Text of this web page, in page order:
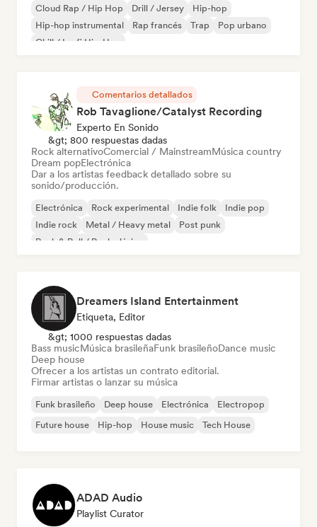
Cloud Rap / Hip Hop Drill / Jersey
Hip-hop
Hip-hop instrumental
Rap francés Trap
Pop urbano
Chill / Lo-fi Hip-Hop
Comentarios detallados
Rob Tavaglione/Catalyst Recording
Experto En Sonido
&gt; 800 respuestas dadas
Rock alternativoComercial / MainstreamMúsica country
Dream popElectrónica
Dar a los artistas feedback detallado sobre su
sonido/producción.
Electrónica Rock experimental Indie folk
Indie pop
Indie rock
Metal / Heavy metal
Post punk
Rock & Roll / Rock clásico
Dreamers Island Entertainment
Etiqueta, Editor
&gt; 1000 respuestas dadas
Bass musicMúsica brasileñaFunk brasileñoDance music
Deep house
Ofrecer a los artistas un contrato editorial.
Firmar artistas o lanzar su música
Funk brasileño Deep house Electrónica
Electropop
Future house
Hip-hop House music Tech House
ADAD Audio
Playlist Curator